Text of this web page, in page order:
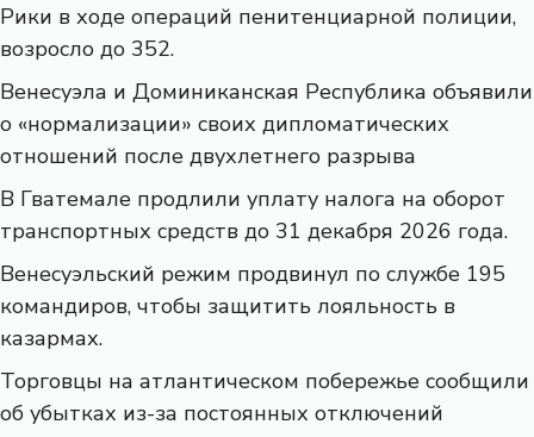
Рики в ходе операций пенитенциарной полиции,
возросло до 352.
Венесуэла и Доминиканская Республика объявили
о «нормализации» своих дипломатических
отношений после двухлетнего разрыва
В Гватемале продлили уплату налога на оборот
транспортных средств до 31 декабря 2026 года.
Венесуэльский режим продвинул по службе 195
командиров, чтобы защитить лояльность в
казармах.
Торговцы на атлантическом побережье сообщили
об убытках из-за постоянных отключений